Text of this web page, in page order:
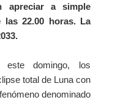
apreciar a simple
22.00 horas. La
domingo, los
total de Luna con
denominado